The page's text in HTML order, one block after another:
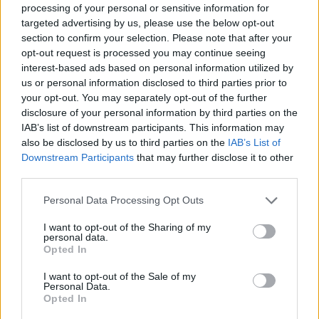
processing of your personal or sensitive information for
targeted advertising by us, please use the below opt-out
section to confirm your selection. Please note that after your
opt-out request is processed you may continue seeing
interest-based ads based on personal information utilized by
us or personal information disclosed to third parties prior to
your opt-out. You may separately opt-out of the further
disclosure of your personal information by third parties on the
IAB’s list of downstream participants. This information may
also be disclosed by us to third parties on the IAB’s List of
Downstream Participants that may further disclose it to other
Personal Data Processing Opt Outs
I want to opt-out of the Sharing of my
personal data.
Opted In
I want to opt-out of the Sale of my
Personal Data.
Opted In
Comentari:
Deseu el meu nom, el correu electrònic i el lloc web en
aquest navegador per a la propera vegada que comenti.
Captcha6 * 4 = ?
characters